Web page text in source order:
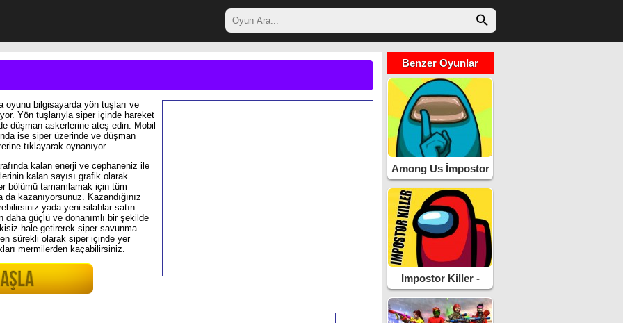
oyunu bilgisayarda yön tuşları ve
Yön tuşlarıyla siper içinde hareket
düşman askerlerine ateş edin. Mobil
ise siper üzerinde ve düşman
tıklayarak oynanıyor.
kalan enerji ve cephaneniz ile
kalan sayısı grafik olarak
bölümü tamamlamak için tüm
kazanıyorsunuz. Kazandığınız
yada yeni silahlar satın
güçlü ve donanımlı bir şekilde
hale getirerek siper savunma
sürekli olarak siper içinde yer
mermilerden kaçabilirsiniz.
Benzer Oyunlar
Among Us İmpostor
Impostor Killer -
Sahte Katil